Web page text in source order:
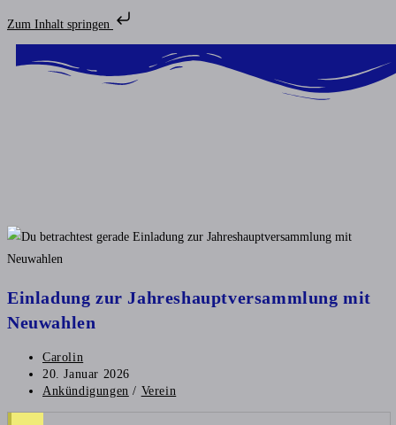
Zum Inhalt springen
Einladung zur Jahreshauptversammlung mit
Neuwahlen
Carolin
20. Januar 2026
Ankündigungen / Verein